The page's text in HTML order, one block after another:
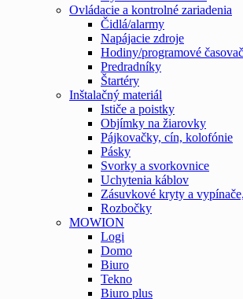
Ovládacie a kontrolné zariadenia
Čidlá/alarmy
Napájacie zdroje
Hodiny/programové
Predradníky
Štartéry
Inštalačný materiál
Ističe a poistky
Objímky na žiarovky
Pájkovačky, cín, kolofónie
Pásky
Svorky a svorkovnice
Uchytenia káblov
Zásuvkové kryty a
Rozbočky
MOWION
Logi
Domo
Biuro
Tekno
Biuro plus